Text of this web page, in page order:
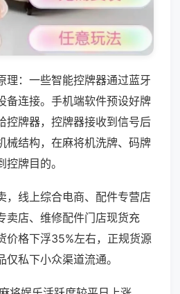
理：一些智能控牌器通过蓝牙
备连接。手机端软件预设好牌
控牌器，控牌器接收到信号后
械结构，在麻将机洗牌、码牌
牌目的。
，线上综合电商、配件专营店
卖店、维修配件门店现货充
价格下浮35%左右，正规货源
私下小众渠道流通。